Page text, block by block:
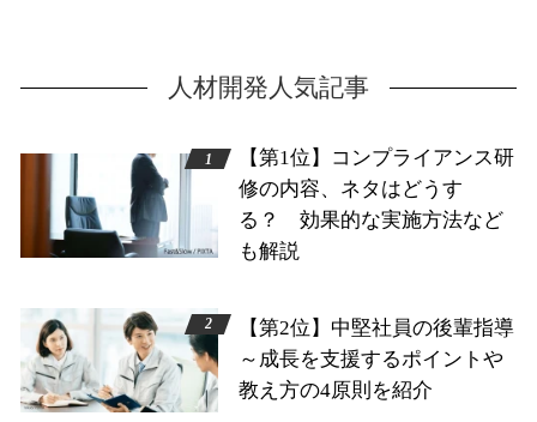
人材開発人気記事
【第1位】コンプライアンス研
修の内容、ネタはどうす
る？ 効果的な実施方法など
も解説
【第2位】中堅社員の後輩指導
～成長を支援するポイントや
教え方の4原則を紹介